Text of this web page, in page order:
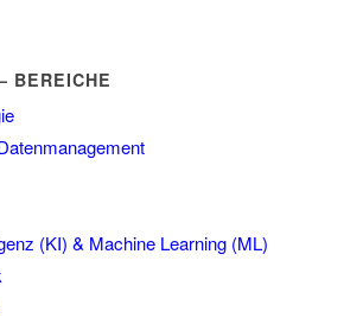
BEREICHE
(KI) & Machine Learning (ML)